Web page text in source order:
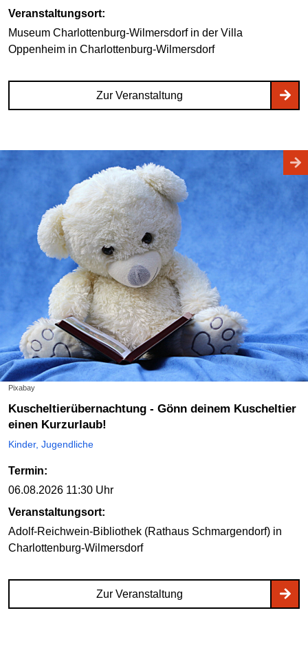
Veranstaltungsort:
Museum Charlottenburg-Wilmersdorf in der Villa
Oppenheim in Charlottenburg-Wilmersdorf
Zur Veranstaltung
Pixabay
Kuscheltierübernachtung - Gönn deinem Kuscheltier
einen Kurzurlaub!
Kinder, Jugendliche
Termin:
06.08.2026 11:30 Uhr
Veranstaltungsort:
Adolf-Reichwein-Bibliothek (Rathaus Schmargendorf) in
Charlottenburg-Wilmersdorf
Zur Veranstaltung